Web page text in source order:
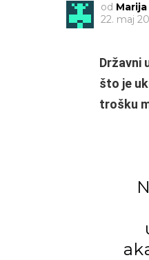
od Marija
22. maj
Državni
što je
trošku